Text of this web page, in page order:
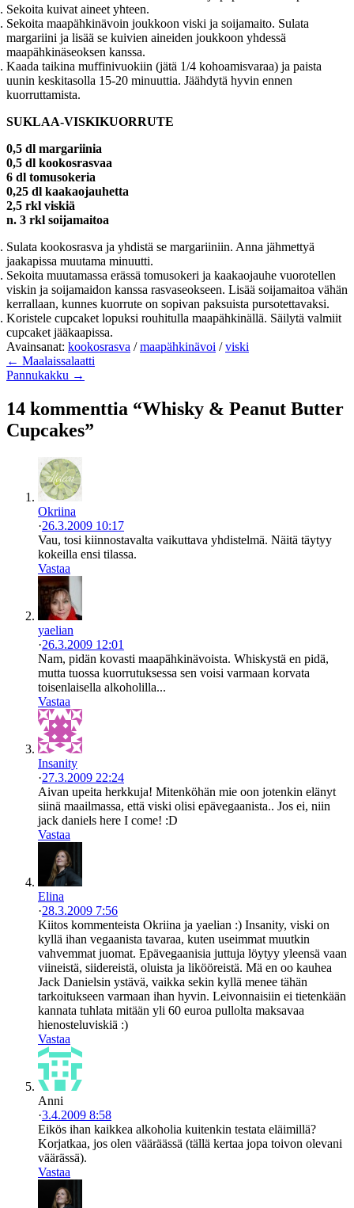
Sekoita kuivat aineet yhteen.
Sekoita maapähkinävoin joukkoon viski ja soijamaito. Sulata
margariini ja lisää se kuivien aineiden joukkoon yhdessä
maapähkinäseoksen kanssa.
Kaada taikina muffinivuokiin (jätä 1/4 kohoamisvaraa) ja paista
uunin keskitasolla 15-20 minuuttia. Jäähdytä hyvin ennen
kuorruttamista.
SUKLAA-VISKIKUORRUTE
0,5 dl margariinia
0,5 dl kookosrasvaa
6 dl tomusokeria
0,25 dl kaakaojauhetta
2,5 rkl viskiä
n. 3 rkl soijamaitoa
Sulata kookosrasva ja yhdistä se margariiniin. Anna jähmettyä
jaakapissa muutama minuutti.
Sekoita muutamassa erässä tomusokeri ja kaakaojauhe vuorotellen
viskin ja soijamaidon kanssa rasvaseokseen. Lisää soijamaitoa vähän
kerrallaan, kunnes kuorrute on sopivan paksuista pursotettavaksi.
Koristele cupcaket lopuksi rouhitulla maapähkinällä. Säilytä valmiit
cupcaket jääkaapissa.
Avainsanat: kookosrasva /maapähkinävoi /viski
← Maalaissalaatti
Pannukakku →
14 kommenttia “Whisky & Peanut Butter
Cupcakes”
Okriina
·26.3.2009 10:17
Vau, tosi kiinnostavalta vaikuttava yhdistelmä. Näitä täytyy
kokeilla ensi tilassa.
Vastaa
yaelian
·26.3.2009 12:01
Nam, pidän kovasti maapähkinävoista. Whiskystä en pidä,
mutta tuossa kuorrutuksessa sen voisi varmaan korvata
toisenlaisella alkoholilla...
Vastaa
Insanity
·27.3.2009 22:24
Aivan upeita herkkuja! Mitenköhän mie oon jotenkin elänyt
siinä maailmassa, että viski olisi epävegaanista.. Jos ei, niin
jack daniels here I come! :D
Vastaa
Elina
·28.3.2009 7:56
Kiitos kommenteista Okriina ja yaelian :) Insanity, viski on
kyllä ihan vegaanista tavaraa, kuten useimmat muutkin
vahvemmat juomat. Epävegaanisia juttuja löytyy yleensä vaan
viineistä, siidereistä, oluista ja likööreistä. Mä en oo kauhea
Jack Danielsin ystävä, vaikka sekin kyllä menee tähän
tarkoitukseen varmaan ihan hyvin. Leivonnaisiin ei tietenkään
kannata tuhlata mitään yli 60 euroa pullolta maksavaa
hienosteluviskiä :)
Vastaa
Anni
·3.4.2009 8:58
Eikös ihan kaikkea alkoholia kuitenkin testata eläimillä?
Korjatkaa, jos olen vääräässä (tällä kertaa jopa toivon olevani
väärässä).
Vastaa